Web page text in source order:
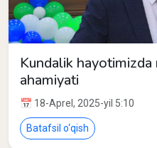
Kundalik
ahamiyati
📅 18-Aprel, 2025-yil 5:10
Batafsil o‘qish